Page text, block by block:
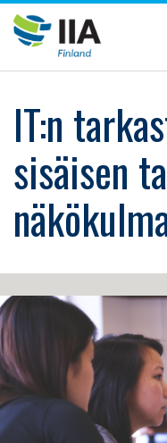
Siirry
sisältöön
›KOULUTUS JA TAPAHTUMAT
NÄKÖKULMASTA
IT:n
sisäisen